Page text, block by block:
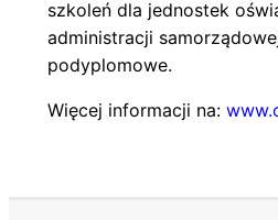
szkoleń dla jednostek
administracji
podyplomowe.
Więcej informacji na: